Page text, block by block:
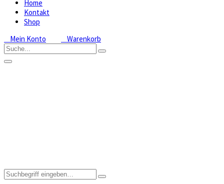
Home
Kontakt
Shop
Mein Konto
Warenkorb